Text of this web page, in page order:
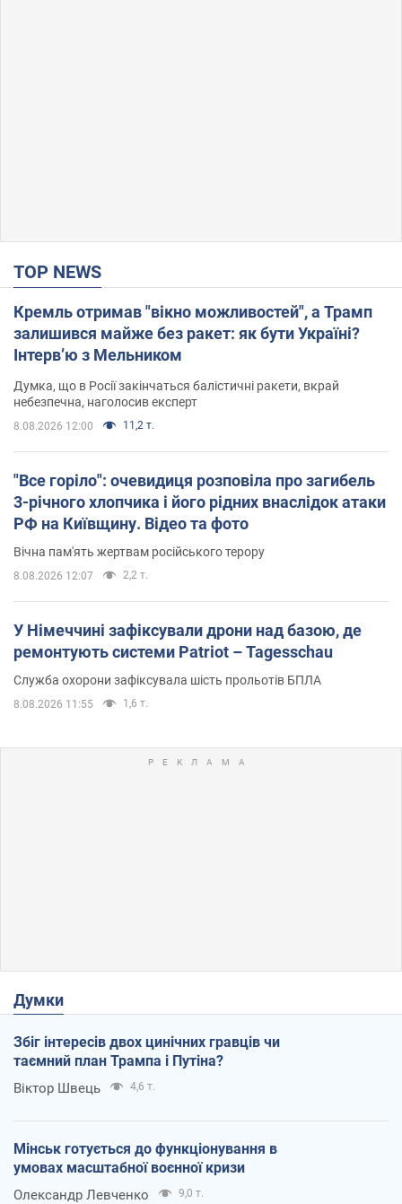
TOP NEWS
Кремль отримав "вікно можливостей", а Трамп
залишився майже без ракет: як бути Україні?
Інтерв’ю з Мельником
Думка, що в Росії закінчаться балістичні ракети, вкрай
небезпечна, наголосив експерт
8.08.2026 12:00 11,2 т.
"Все горіло": очевидиця розповіла про загибель
3-річного хлопчика і його рідних внаслідок атаки
РФ на Київщину. Відео та фото
Вічна пам'ять жертвам російського терору
8.08.2026 12:07 2,2 т.
У Німеччині зафіксували дрони над базою, де
ремонтують системи Patriot – Tagesschau
Служба охорони зафіксувала шість прольотів БПЛА
8.08.2026 11:55 1,6 т.
Думки
Збіг інтересів двох цинічних гравців чи
таємний план Трампа і Путіна?
Віктор Швець 4,6 т.
Мінськ готується до функціонування в
умовах масштабної воєнної кризи
Олександр Левченко 9,0 т.